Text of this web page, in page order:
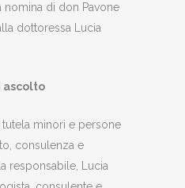
nomina di don Pavone
dottoressa Lucia
ascolto
minori e persone
consulenza e
responsabile, Lucia